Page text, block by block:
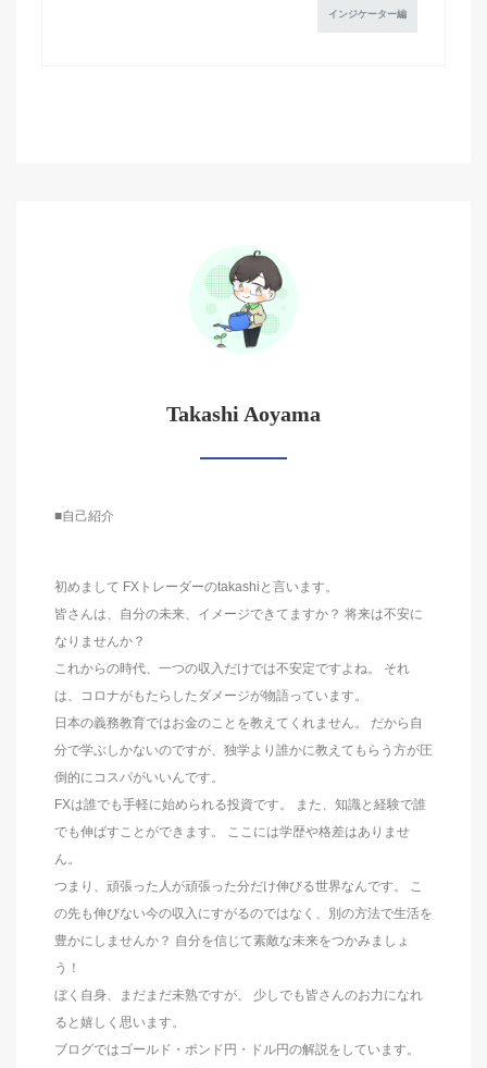
インジケーター編
Takashi Aoyama
■自己紹介
初めまして FXトレーダーのtakashiと言います。
皆さんは、自分の未来、イメージできてますか？ 将来は不安に
なりませんか？
これからの時代、一つの収入だけでは不安定ですよね。 それ
は、コロナがもたらしたダメージが物語っています。
日本の義務教育ではお金のことを教えてくれません。 だから自
分で学ぶしかないのですが、独学より誰かに教えてもらう方が圧
倒的にコスパがいいんです。
FXは誰でも手軽に始められる投資です。 また、知識と経験で誰
でも伸ばすことができます。 ここには学歴や格差はありませ
ん。
つまり、頑張った人が頑張った分だけ伸びる世界なんです。 こ
の先も伸びない今の収入にすがるのではなく、別の方法で生活を
豊かにしませんか？ 自分を信じて素敵な未来をつかみましょ
う！
ぼく自身、まだまだ未熟ですが、 少しでも皆さんのお力になれ
ると嬉しく思います。
ブログではゴールド・ポンド円・ドル円の解説をしています。